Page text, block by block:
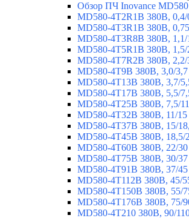
Обзор ПЧ Inovance MD580
MD580-4T2R1B 380В, 0,4/
MD580-4T3R1B 380В,
MD580-4T3R8B 380В,
MD580-4T5R1B 380В,
MD580-4T7R2B 380В,
MD580-4T9B 380В, 3,0/
MD580-4T13B 380В, 3,7/
MD580-4T17B 380В, 5,5/
MD580-4T25B 380В, 7,5/
MD580-4T32B 380В, 11/
MD580-4T37B 380В, 15/
MD580-4T45B 380В, 18,5/
MD580-4T60B 380В, 22/
MD580-4T75B 380В, 30/
MD580-4T91B 380В, 37/
MD580-4T112B 380В, 45/
MD580-4T150B 380В, 55/
MD580-4T176B 380В, 75/
MD580-4T210 380В, 90/